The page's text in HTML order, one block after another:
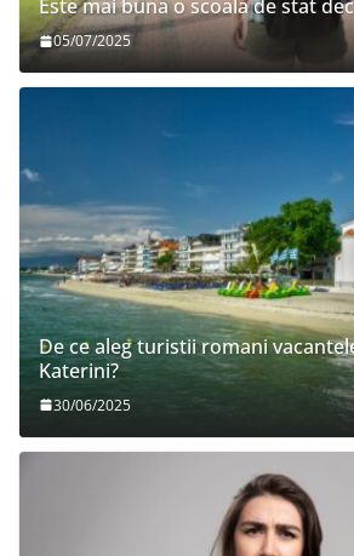
Este mai buna o scoala de stat
05/07/2025
De ce aleg turistii romani
Katerini?
30/06/2025